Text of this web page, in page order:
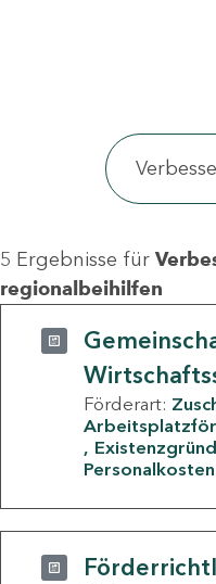
5 Ergebnisse für
regionalbeihilfen
Förderart:
Personalkosten